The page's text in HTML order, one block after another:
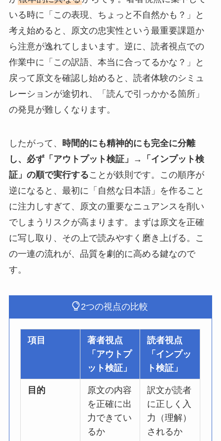
いる時に「この表現、ちょっと不自然かも？」と
考え始めると、原文の忠実性という最重要課題か
ら注意が逸れてしまいます。逆に、読者視点での
作業中に「この訳語、本当に合ってるかな？」と
戻って原文を確認し始めると、読者体験のシミュ
レーションが途切れ、「読んで引っかかる箇所」
の発見が難しくなります。
したがって、
時間的にも精神的にも完全に分離
し、必ず「アウトプット検証」→「インプット検
証」の順で実行することが鉄則です。この順序が
逆になると、最初に「自然な日本語」を作ること
に注力しすぎて、原文の重要なニュアンスを削い
でしまうリスクが高まります。まずは原文を正確
に写し取り、その上で読みやすく磨き上げる。こ
の一連の流れが、品質を劇的に高める鍵なので
す。
2つの視点の比較
項目
著者視点
「アウトプ
ット検証」
読者視点
「インプッ
ト検証」
目的
原文の内容
を正確に出
力できてい
るか
訳文が読者
に正しく入
力（理解）
されるか